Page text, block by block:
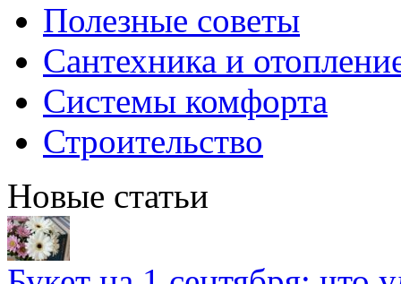
Полезные советы
Сантехника и
Системы комфорта
Строительство
Новые статьи